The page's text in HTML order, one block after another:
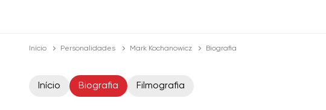
Início Personalidades Mark Kochanowicz Biografia
Início Biografia Filmografia